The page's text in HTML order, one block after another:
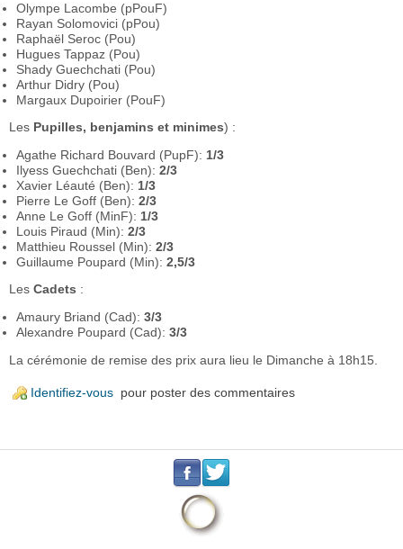
Olympe Lacombe (pPouF)
Rayan Solomovici (pPou)
Raphaël Seroc (Pou)
Hugues Tappaz (Pou)
Shady Guechchati (Pou)
Arthur Didry (Pou)
Margaux Dupoirier (PouF)
Les Pupilles, benjamins et minimes) :
Agathe Richard Bouvard (PupF): 1/3
Ilyess Guechchati (Ben):2/3
Xavier Léauté (Ben): 1/3
Pierre Le Goff (Ben):2/3
Anne Le Goff (MinF): 1/3
Louis Piraud (Min):2/3
Matthieu Roussel (Min):2/3
Guillaume Poupard (Min):2,5/3
Les Cadets :
Amaury Briand (Cad):3/3
Alexandre Poupard (Cad):3/3
La cérémonie de remise des prix aura lieu le Dimanche à 18h15.
Identifiez-vous pour poster des commentaires
. .